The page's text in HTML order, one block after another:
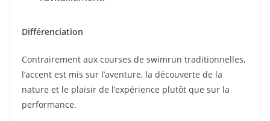
Différenciation
Contrairement aux courses de swimrun traditionnelles,
l’accent est mis sur l’aventure, la découverte de la
nature et le plaisir de l’expérience plutôt que sur la
performance.